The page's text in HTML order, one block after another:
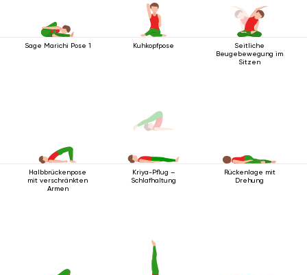
Sage Marichi Pose 1 Kuhkopfpose
Seitliche
Beugebewegung im
Sitzen
Halbbrückenpose
mit verschränkten
Armen
Kriya-Pflug –
Schlafhaltung
Rückenlage mit
Drehung